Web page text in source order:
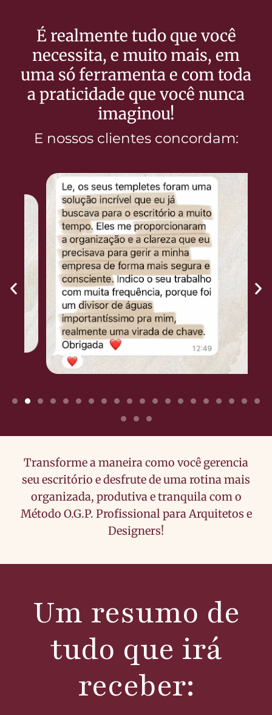
É realmente tudo que você
necessita, e muito mais, em
uma só ferramenta e com toda
a praticidade que você nunca
imaginou!
E nossos clientes concordam:
Transforme a maneira como você gerencia
seu escritório e desfrute de uma rotina mais
organizada, produtiva e tranquila com o
Método O.G.P. Profissional para Arquitetos e
Designers!
Um resumo de
tudo que irá
receber: